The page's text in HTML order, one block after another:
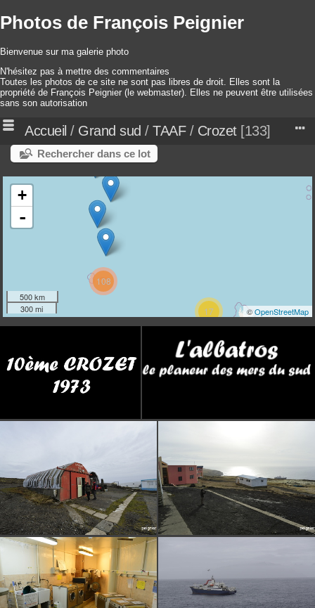
Photos de François Peignier
Bienvenue sur ma galerie photo
N'hésitez pas à mettre des commentaires
Toutes les photos de ce site ne sont pas libres de droit. Elles sont la
propriété de François Peignier (le webmaster). Elles ne peuvent être utilisées
sans son autorisation
Accueil / Grand sud / TAAF/ Crozet 133
Rechercher dans ce lot
17
108
+
-
500 km
300 mi
©OpenStreetMap